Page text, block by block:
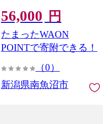
不使用・農薬8割減栽培米
「こまがた家のお米」
10kg 【2026年9月下旬よ
り順次発送予定】
56,000 円
たまったWAON
POINTで寄附できる！
（0）
新潟県南魚沼市